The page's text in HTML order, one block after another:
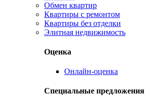
Обмен квартир
Квартиры с ремонтом
Квартиры без отделки
Элитная недвижимость
Оценка
Онлайн-оценка
Специальные предложения